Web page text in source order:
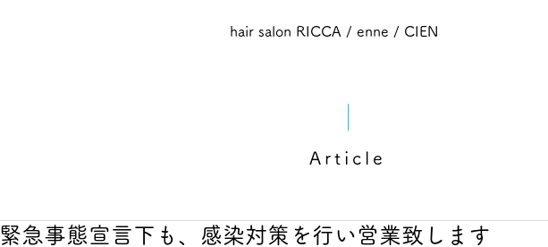
hair salon RICCA / enne / CIEN
Article
緊急事態宣言下も、感染対策を行い営業致します